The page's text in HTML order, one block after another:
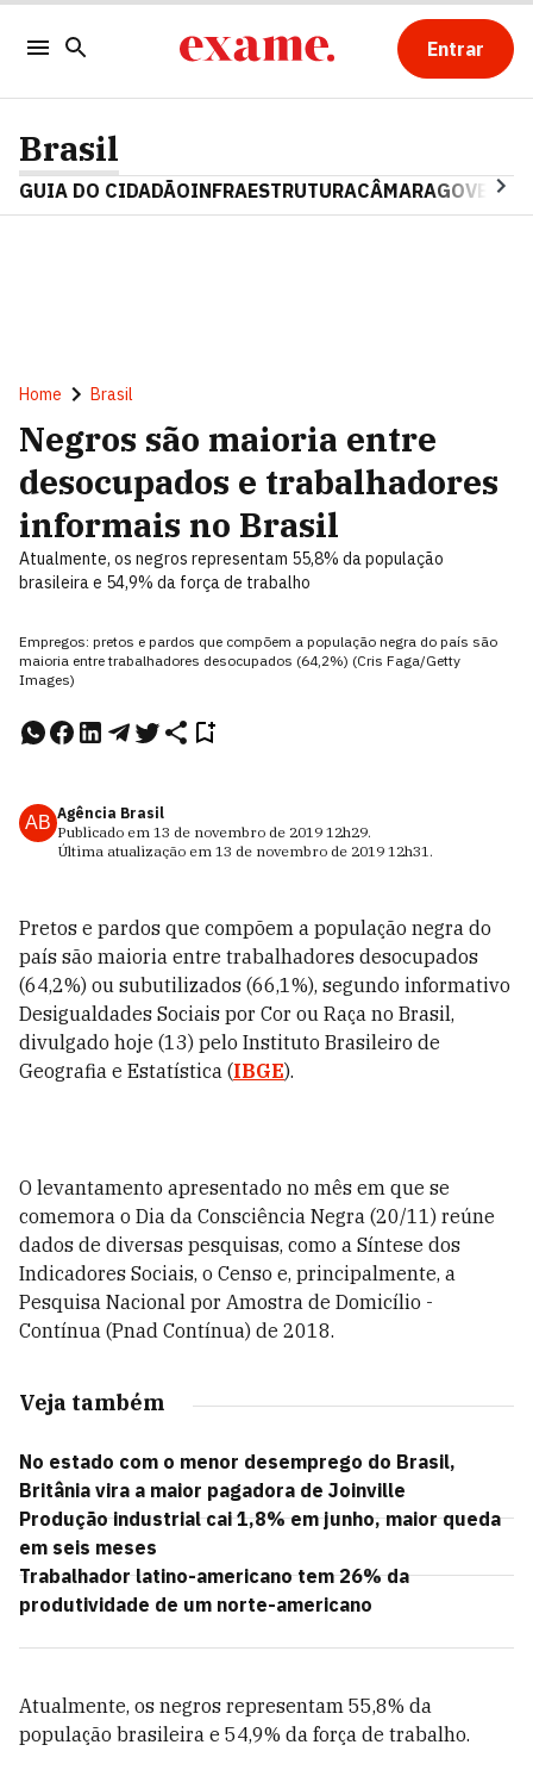
Entrar
Brasil
GUIA DO CIDADÃOINFRAESTRUTURACÂMARAGOVERNO
Home Brasil
Negros são maioria entre
desocupados e trabalhadores
informais no Brasil
Atualmente, os negros representam 55,8% da população
brasileira e 54,9% da força de trabalho
Empregos: pretos e pardos que compõem a população negra do país são
maioria entre trabalhadores desocupados (64,2%) (Cris Faga/Getty
Images)
AB Agência Brasil
Publicado em 13 de novembro de 2019 12h29.
Última atualização em 13 de novembro de 2019 12h31.
Pretos e pardos que compõem a população negra do
país são maioria entre trabalhadores desocupados
(64,2%) ou subutilizados (66,1%), segundo informativo
Desigualdades Sociais por Cor ou Raça no Brasil,
divulgado hoje (13) pelo Instituto Brasileiro de
Geografia e Estatística (IBGE).
O levantamento apresentado no mês em que se
comemora o Dia da Consciência Negra (20/11) reúne
dados de diversas pesquisas, como a Síntese dos
Indicadores Sociais, o Censo e, principalmente, a
Pesquisa Nacional por Amostra de Domicílio -
Contínua (Pnad Contínua) de 2018.
Veja também
No estado com o menor desemprego do Brasil,
Britânia vira a maior pagadora de Joinville
Produção industrial cai 1,8% em junho, maior queda
em seis meses
Trabalhador latino-americano tem 26% da
produtividade de um norte-americano
Atualmente, os negros representam 55,8% da
população brasileira e 54,9% da força de trabalho.